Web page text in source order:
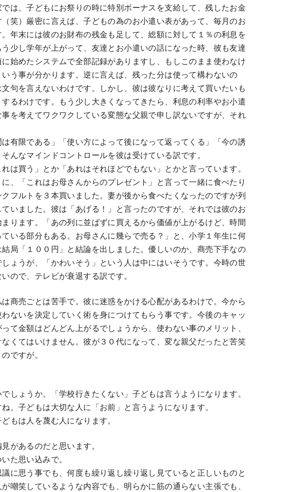
は、子どもにお祭りの時に特別ボーナスを支給して、残したお金
笑）厳密に言えば、子どもの為のお小遣い表があって、毎月のお
年末には彼のお財布の残金も足して、総額に対して１％の利息を
少し学年が上がって、友達とお小遣いの話になった時、彼も友達
始めたシステムで全部記録がありますし、もしこのまま使わなけ
う事が分かります。逆に言えば、残った分は使って構わないの
句を言えないわけです。しかし、彼は彼なりに考えて買いたいも
るわけです。もう少し大きくなってきたら、利息の利率やお小遣
を考えてワクワクしている変態な父親で申し訳ないですが、それ
有限である」「使い方によって後になって返ってくる」「今の誘
んなマインドコントロールを彼は受けている訳です。
は買う」とか「あれはそれほどでもない」とかと言っています。
、「これはお母さんからのプレゼント」と言って一緒に食べたり
フルトを３本買いました。妻が後から食べたくなったのですが列
いました。彼は「あげる！」と言ったのですが、それでは彼のお
ります。「あの列に並ばずに買えるから価値が上がるけど、時間
いる部分もある。お母さんに幾らで売る？」と、小学１年生に何
局「１００円」と結論を出しました。優しいのか、商売下手なの
ょうが、「かわいそう」という人は中にはいそうです。今時の世
ので、テレビが衰退する訳です。
商売ごとは苦手で。彼に迷惑をかける心配があるわけで。今から
ないを決定していく術を身につけてもらう事です。今後のキャッ
て金額はどんどん上がるでしょうから、使わない事のメリット、
くてはいけません。彼が３０代になって、変な親父だったと苦笑
ですが。
しょうか。「学校行きたくない」子どもは言うようになります。
。子どもは大切な人に「お前」と言うようになります。
もは人を蔑む人になります。
があるのだと思います。
た思い込みで。
に思う事でも、何度も繰り返し繰り返し見ていると正しいものと
嘲笑しているような内容でも、明らかに筋の通らない主張でも、